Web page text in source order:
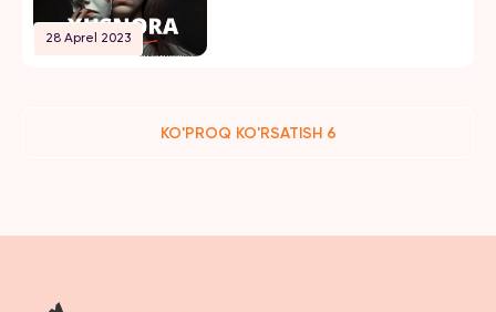
28 Aprel 2023
KO'PROQ KO'RSATISH 6